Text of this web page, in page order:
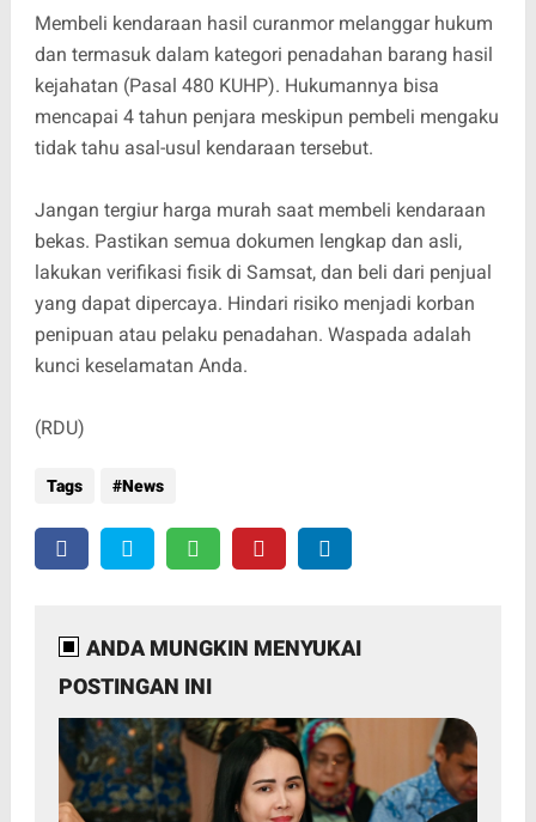
Membeli kendaraan hasil curanmor melanggar hukum
dan termasuk dalam kategori penadahan barang hasil
kejahatan (Pasal 480 KUHP). Hukumannya bisa
mencapai 4 tahun penjara meskipun pembeli mengaku
tidak tahu asal-usul kendaraan tersebut.
Jangan tergiur harga murah saat membeli kendaraan
bekas. Pastikan semua dokumen lengkap dan asli,
lakukan verifikasi fisik di Samsat, dan beli dari penjual
yang dapat dipercaya. Hindari risiko menjadi korban
penipuan atau pelaku penadahan. Waspada adalah
kunci keselamatan Anda.
(RDU)
Tags News
ANDA MUNGKIN MENYUKAI
POSTINGAN INI